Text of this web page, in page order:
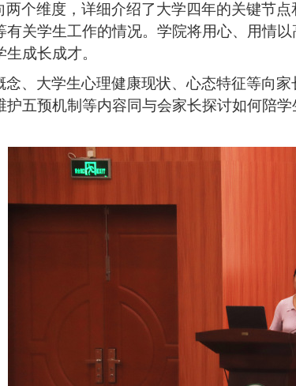
两个维度，详细介绍了大学四年的关键节
有关学生工作的情况。学院将用心、用情
成长成才。
念、大学生心理健康现状、心态特征等向
护五预机制等内容同与会家长探讨如何陪